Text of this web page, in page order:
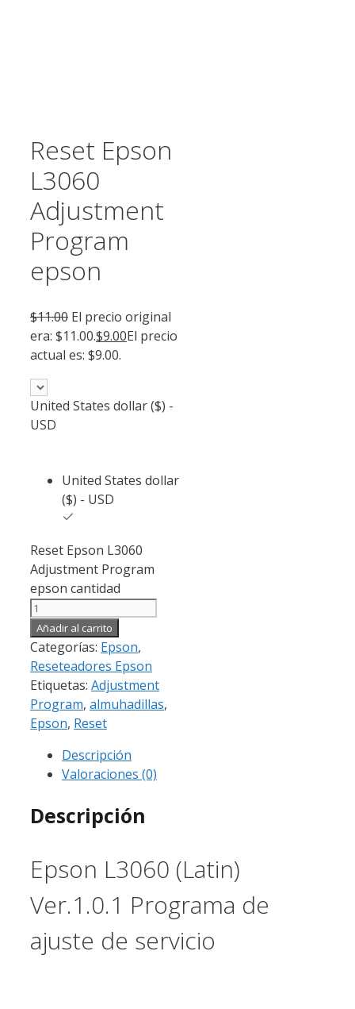
Reset Epson
L3060
Adjustment
Program
epson
$11.00 El precio original
era: $11.00.$9.00El precio
actual es: $9.00.
United States dollar ($) -
USD
United States dollar
($) - USD
Reset Epson L3060
Adjustment Program
epson cantidad
Añadir al carrito
Categorías: Epson,
Reseteadores Epson
Etiquetas: Adjustment
Program, almuhadillas,
Epson, Reset
Descripción
Valoraciones (0)
Descripción
Epson L3060 (Latin)
Ver.1.0.1 Programa de
ajuste de servicio